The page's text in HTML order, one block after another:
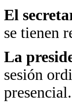
El
se tienen
La
sesión
presencial.